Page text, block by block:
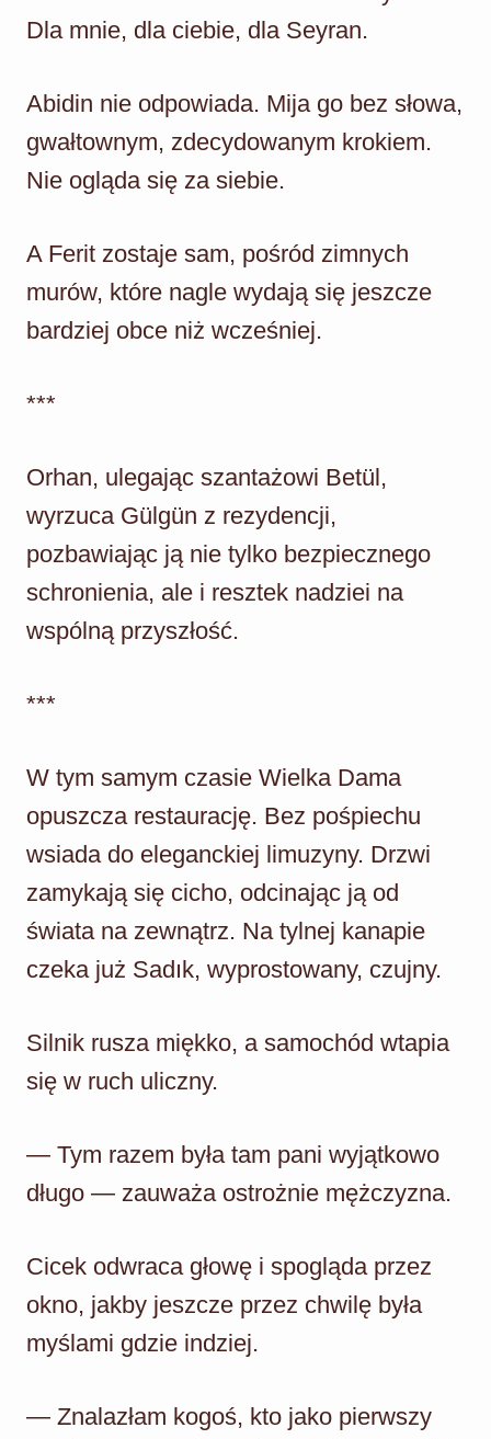
Dla mnie, dla ciebie, dla Seyran.
Abidin nie odpowiada. Mija go bez słowa,
gwałtownym, zdecydowanym krokiem.
Nie ogląda się za siebie.
A Ferit zostaje sam, pośród zimnych
murów, które nagle wydają się jeszcze
bardziej obce niż wcześniej.
***
Orhan, ulegając szantażowi Betül,
wyrzuca Gülgün z rezydencji,
pozbawiając ją nie tylko bezpiecznego
schronienia, ale i resztek nadziei na
wspólną przyszłość.
***
W tym samym czasie Wielka Dama
opuszcza restaurację. Bez pośpiechu
wsiada do eleganckiej limuzyny. Drzwi
zamykają się cicho, odcinając ją od
świata na zewnątrz. Na tylnej kanapie
czeka już Sadık, wyprostowany, czujny.
Silnik rusza miękko, a samochód wtapia
się w ruch uliczny.
— Tym razem była tam pani wyjątkowo
długo — zauważa ostrożnie mężczyzna.
Cicek odwraca głowę i spogląda przez
okno, jakby jeszcze przez chwilę była
myślami gdzie indziej.
— Znalazłam kogoś, kto jako pierwszy